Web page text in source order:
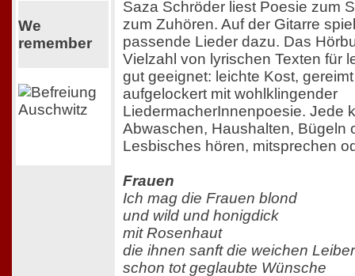
We
remember
Saza Schröder liest Poesie zum
zum Zuhören. Auf der Gitarre
passende Lieder dazu. Das
Vielzahl von lyrischen Texten für
gut geeignet: leichte Kost,
aufgelockert mit wohlklingender
LiedermacherInnenpoesie. Jede
Abwaschen, Haushalten, Bügeln
Lesbisches hören, mitsprechen
Frauen
Ich mag die Frauen blond
und wild und honigdick
mit Rosenhaut
die ihnen sanft die weichen
schon tot geglaubte Wünsche